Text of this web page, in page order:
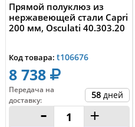
Прямой полуклюз из
нержавеющей стали Capri
200 мм, Osculati 40.303.20
Код товара: t106676
8 738
Передача на
доставку: 58 дней
- +